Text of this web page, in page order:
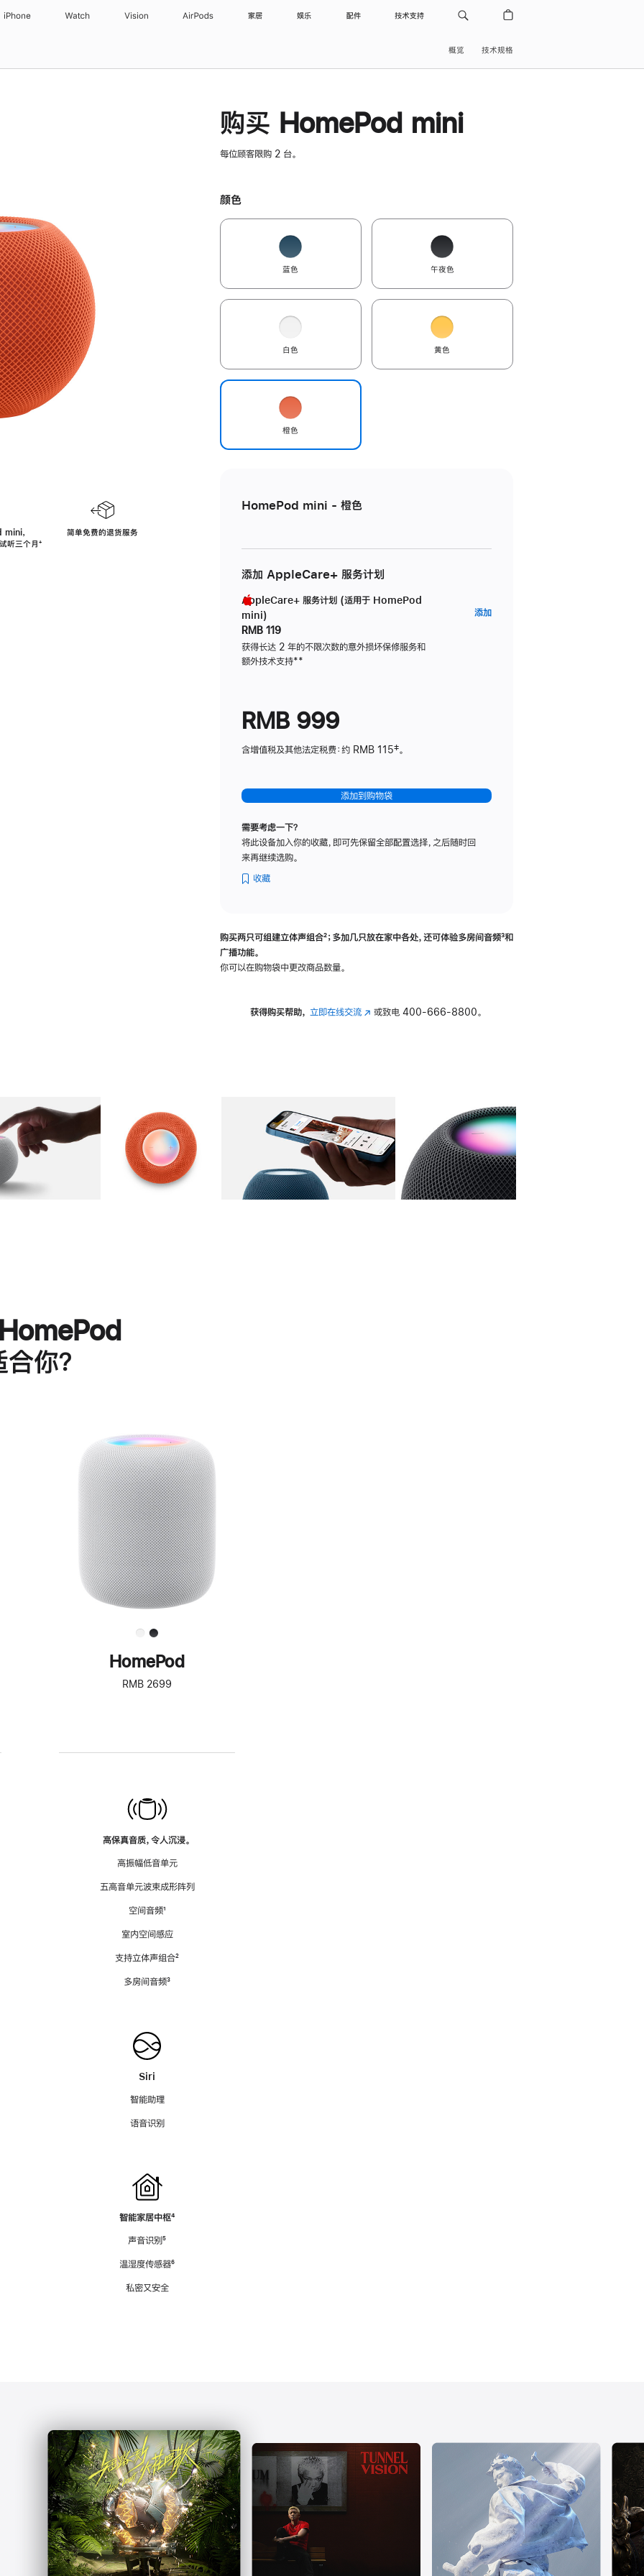
iPhone Watch Vision AirPods 家居 娱乐 配件 技术支持
概览 技术规格
，
听三个月脚
⁺
简单免费的退货服务
购买 HomePod mini
每位顾客限购 2 台。
颜色
蓝色 午夜色
白色 黄色
橙色
HomePod mini - 橙色
添加 AppleCare+ 服务计划
AppleCare+ 服务计划 (适用于 HomePod
mini)
RMB 119
获得长达 2 年的不限次数的意外损坏保修服务和
额外技术支持脚
**
添加AppleCare+
RMB 999
含增值税及其他法定税费：约 RMB 115‡。
添加到购物袋
需要考虑一下？
将此设备加入你的收藏，即可先保留全部配置选择，之后随时回
来再继续选购。
收藏
购买两只可组建立体声组合脚
²；多加几只放在家中各处，还可体验多‍房‍间音频脚
³和
广播功能。
你可以在购物袋中更改商品数量。
获得购买帮助， 立即在线交流(在 或致电 400-666-8800。
图库 图像 图库 图像 图库 图像 4 图库 图像 5
你？
进
一
步
了
解
HomePod<
HomePod
RMB 2699
高保真音质，令人沉浸。
高振幅低音单元
五高音单元波束成形阵列
空间音频脚
¹
室内空间感应
支持立体声组合脚
²
多房间音频脚
³
Siri
智能助理
语音识别
智能家居中枢脚
⁴
声音识别脚
⁵
温湿度传感器脚
⁶
私密又安全